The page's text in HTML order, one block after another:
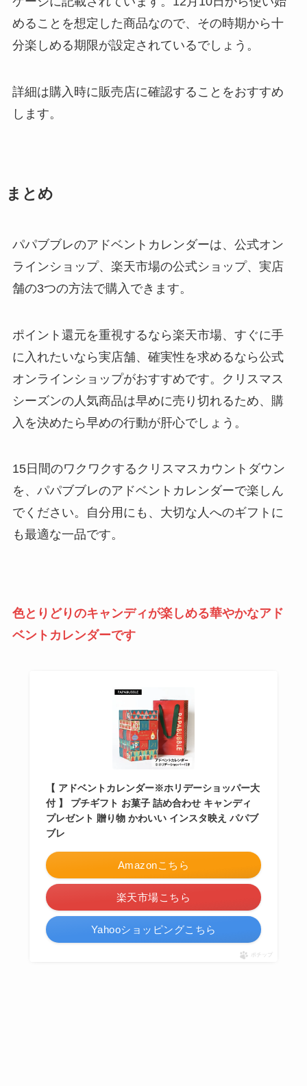
めることを想定した商品なので、その時期から十
分楽しめる期限が設定されているでしょう。
詳細は購入時に販売店に確認することをおすすめ
します。
まとめ
パパブブレのアドベントカレンダーは、公式オン
ラインショップ、楽天市場の公式ショップ、実店
舗の3つの方法で購入できます。
ポイント還元を重視するなら楽天市場、すぐに手
に入れたいなら実店舗、確実性を求めるなら公式
オンラインショップがおすすめです。クリスマス
シーズンの人気商品は早めに売り切れるため、購
入を決めたら早めの行動が肝心でしょう。
15日間のワクワクするクリスマスカウントダウン
を、パパブブレのアドベントカレンダーで楽しん
でください。自分用にも、大切な人へのギフトに
も最適な一品です。
色とりどりのキャンディが楽しめる華やかなアド
ベントカレンダーです
【 アドベントカレンダー※ホリデーショッパー大
付 】 プチギフト お菓子 詰め合わせ キャンディ
プレゼント 贈り物 かわいい インスタ映え パパブ
ブレ
Amazonこちら
楽天市場こちら
Yahooショッピングこちら
ポチップ